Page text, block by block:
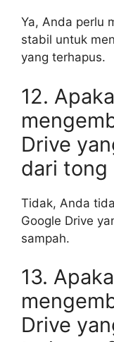
Ya, Anda perlu
stabil untuk
yang terhapus.
12.
Drive
dari tong
Tidak, Anda
Google Drive
sampah.
13.
Drive